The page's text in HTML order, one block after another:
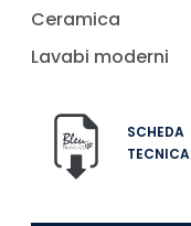
Ceramica
Lavabi moderni
SCHEDA
TECNICA